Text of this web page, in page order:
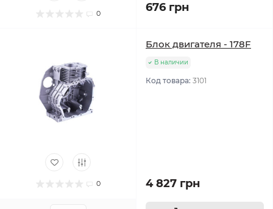
0 676 грн
0
Блок двигателя - 178F
В наличии
Код товара: 3101
4 827 грн